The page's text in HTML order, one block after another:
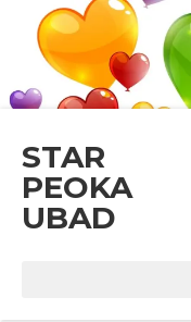
STAR
PEOKA
UBAD